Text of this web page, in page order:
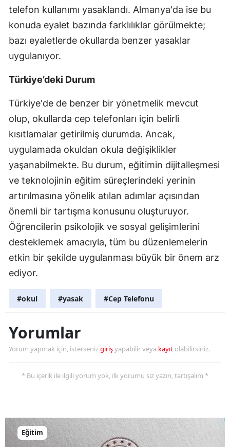
Yalova
Karabük
Düzce
telefon kullanımı yasaklandı. Almanya'da ise bu
konuda eyalet bazında farklılıklar görülmekte;
bazı eyaletlerde okullarda benzer yasaklar
uygulanıyor.
Türkiye’deki Durum
Türkiye'de de benzer bir yönetmelik mevcut
olup, okullarda cep telefonları için belirli
kısıtlamalar getirilmiş durumda. Ancak,
uygulamada okuldan okula değişiklikler
yaşanabilmekte. Bu durum, eğitimin dijitalleşmesi
ve teknolojinin eğitim süreçlerindeki yerinin
artırılmasına yönelik atılan adımlar açısından
önemli bir tartışma konusunu oluşturuyor.
Öğrencilerin psikolojik ve sosyal gelişimlerini
desteklemek amacıyla, tüm bu düzenlemelerin
etkin bir şekilde uygulanması büyük bir önem arz
ediyor.
#okul #yasak #Cep Telefonu
Yorumlar
Yorum yapmak için, istersenizgirişyapabilir veya kayıt olabilirsiniz.
* Bu içerik ile ilgili yorum yok, ilk yorumu siz yazın, tartışalım *
Eğitim